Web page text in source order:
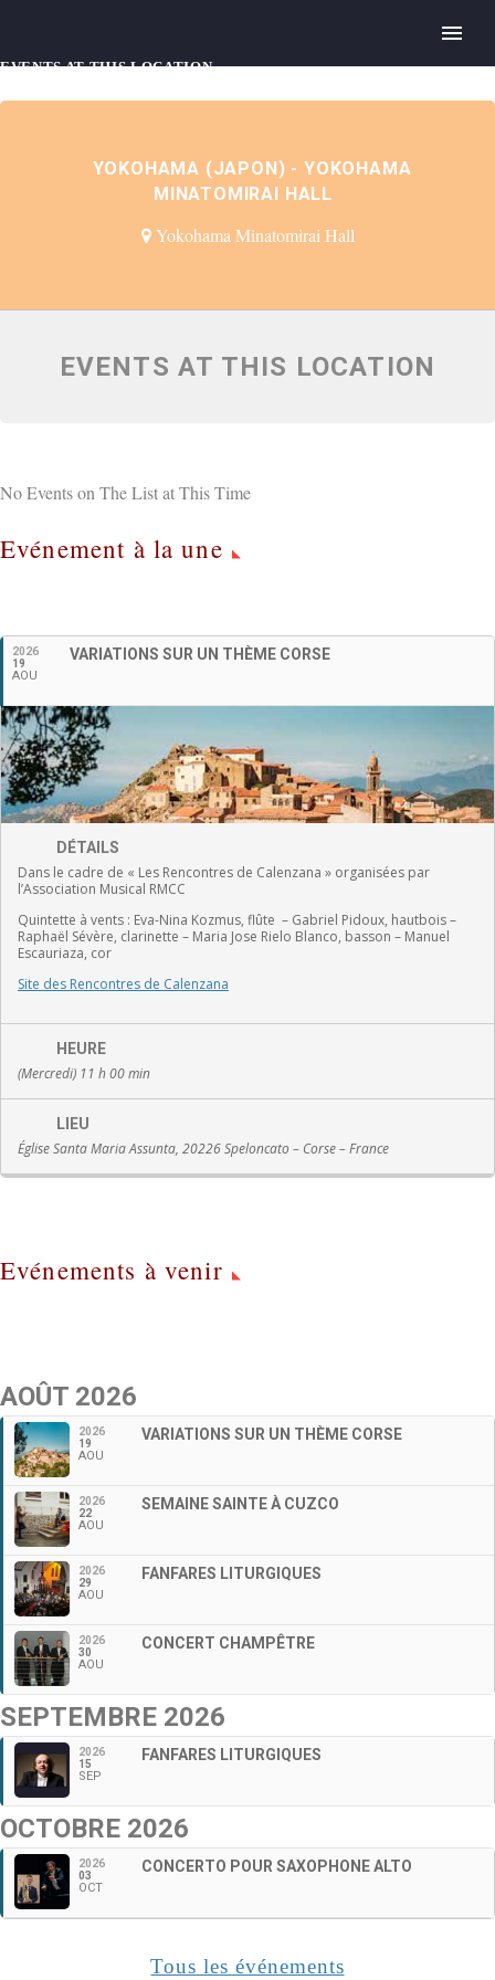
Français
EVENTS AT THIS LOCATION
YOKOHAMA (JAPON) - YOKOHAMA
MINATOMIRAI HALL
Yokohama Minatomirai Hall
EVENTS AT THIS LOCATION
No Events on The List at This Time
Evénement à la une
2026
19
AOU
VARIATIONS SUR UN THÈME CORSE
DÉTAILS
Dans le cadre de « Les Rencontres de Calenzana » organisées par
l’Association Musical RMCC
Quintette à vents : Eva-Nina Kozmus, flûte – Gabriel Pidoux, hautbois –
Raphaël Sévère, clarinette – Maria Jose Rielo Blanco, basson – Manuel
Escauriaza, cor
Site des Rencontres de Calenzana
HEURE
(Mercredi) 11 h 00 min
LIEU
Église Santa Maria Assunta, 20226 Speloncato – Corse – France
Evénements à venir
AOÛT 2026
2026
19
AOU
VARIATIONS SUR UN THÈME CORSE
2026
22
AOU
SEMAINE SAINTE À CUZCO
2026
29
AOU
FANFARES LITURGIQUES
2026
30
AOU
CONCERT CHAMPÊTRE
SEPTEMBRE 2026
2026
15
SEP
FANFARES LITURGIQUES
OCTOBRE 2026
2026
03
OCT
CONCERTO POUR SAXOPHONE ALTO
Tous les événements